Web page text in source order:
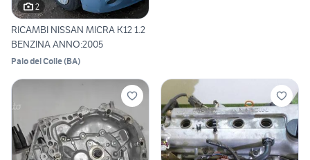
2
RICAMBI NISSAN MICRA K12 1.2
BENZINA ANNO:2005
Palo del Colle(BA)